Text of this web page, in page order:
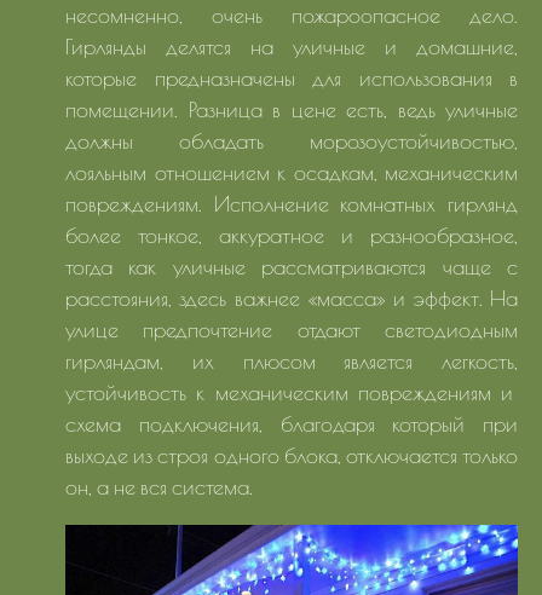
несомненно, очень пожароопасное дело.
Гирлянды делятся на уличные и домашние,
которые предназначены для использования в
помещении. Разница в цене есть, ведь уличные
должны обладать морозоустойчивостью,
лояльным отношением к осадкам, механическим
повреждениям. Исполнение комнатных гирлянд
более тонкое, аккуратное и разнообразное,
тогда как уличные рассматриваются чаще с
расстояния, здесь важнее «масса» и эффект. На
улице предпочтение отдают светодиодным
гирляндам, их плюсом является легкость,
устойчивость к механическим повреждениям и
схема подключения, благодаря который при
выходе из строя одного блока, отключается только
он, а не вся система.